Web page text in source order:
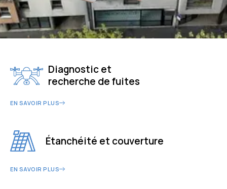
Diagnostic et
recherche de fuites
EN SAVOIR PLUS
Étanchéité et couverture
EN SAVOIR PLUS